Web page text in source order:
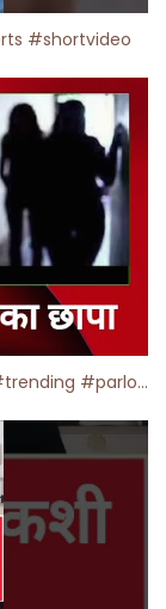
#shortvideo
मसाज पार्लर पर पुलिस का छापा ! #viralvideo #trending #parlour